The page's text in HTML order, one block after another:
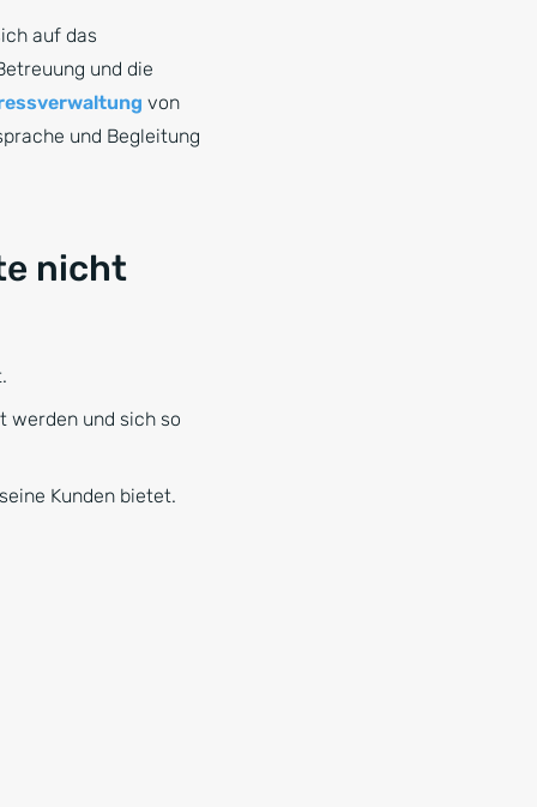
auf das
und die
von
und Begleitung
nicht
und sich so
Kunden bietet.